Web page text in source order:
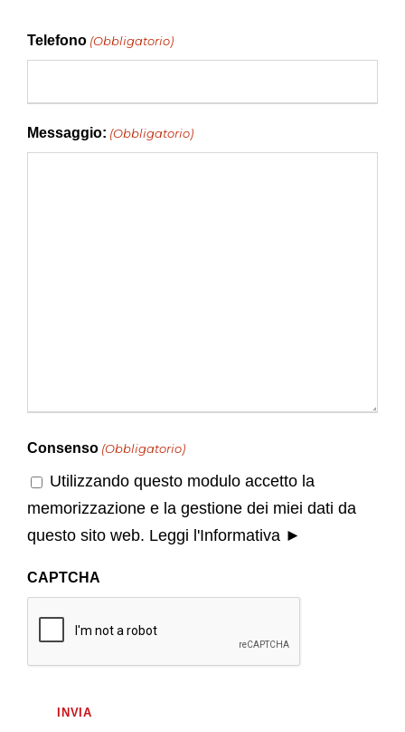
Telefono (Obbligatorio)
Messaggio: (Obbligatorio)
Consenso (Obbligatorio)
Utilizzando questo modulo accetto la
memorizzazione e la gestione dei miei dati da
questo sito web. Leggi l'Informativa ►
CAPTCHA